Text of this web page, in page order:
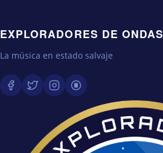
EXPLORADORES DE ONDAS
La música en estado salvaje